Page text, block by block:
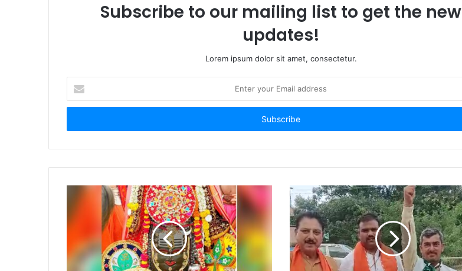
Subscribe to our mailing list to get the new
updates!
Lorem ipsum dolor sit amet, consectetur.
your
Email